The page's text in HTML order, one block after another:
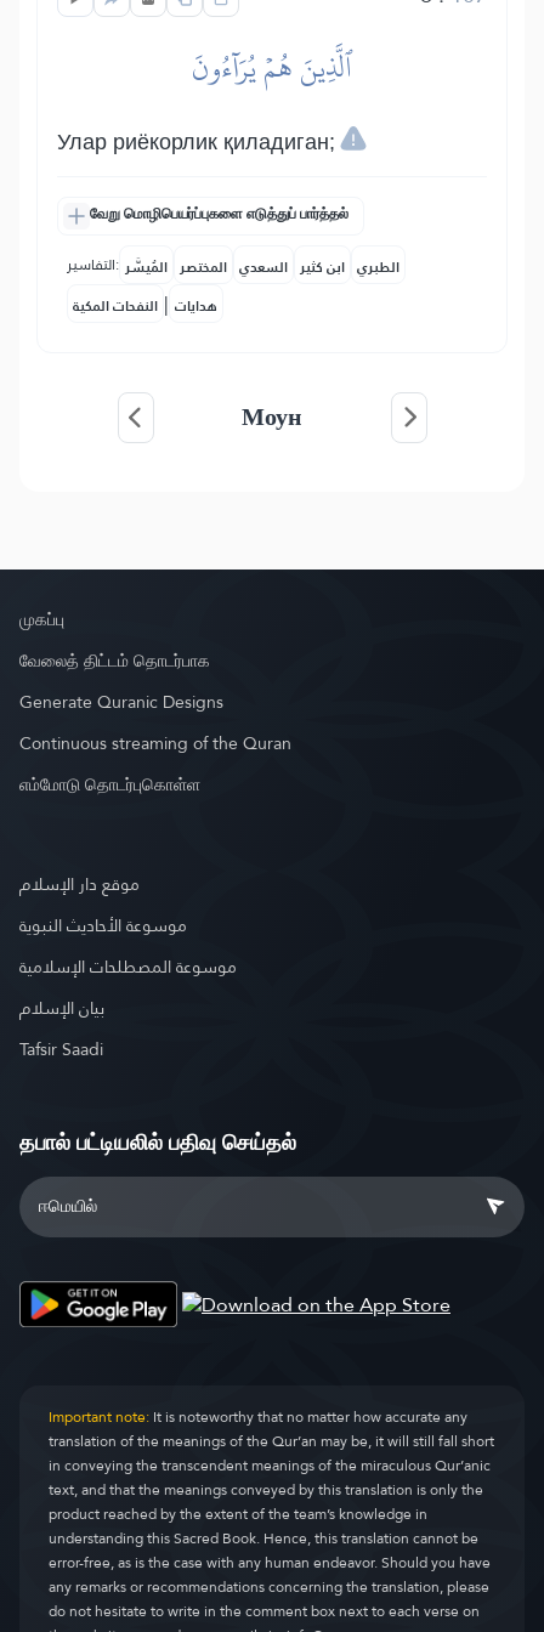
ٱلَّذِينَ هُمۡ يُرَآءُونَ
Улар риёкорлик қиладиган;
வேறு மொழிபெயர்ப்புகளை எடுத்துப் பார்த்தல்
التفاسير: المُيسَّر المختصر السعدي ابن كثير الطبري
النفحات المكية | هدايات
Моун
முகப்பு
வேலைத் திட்டம் தொடர்பாக
Generate Quranic Designs
Continuous streaming of the Quran
எம்மோடு தொடர்புகொள்ள
موقع دار الإسلام
موسوعة الأحاديث النبوية
موسوعة المصطلحات الإسلامية
بيان الإسلام
Tafsir Saadi
தபால் பட்டியலில் பதிவு செய்தல்
Important note:It is noteworthy that no matter how accurate any
translation of the meanings of the Qur’an may be, it will still fall short
in conveying the transcendent meanings of the miraculous Qur’anic
text, and that the meanings conveyed by this translation is only the
product reached by the extent of the team’s knowledge in
understanding this Sacred Book. Hence, this translation cannot be
error-free, as is the case with any human endeavor. Should you have
any remarks or recommendations concerning the translation, please
do not hesitate to write in the comment box next to each verse on